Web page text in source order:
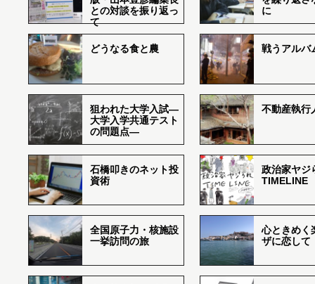
との対談を振り返っ
て
に
どうなる食と農 戦うアルバ
狙われた大学入試―
大学入学共通テスト
の問題点―
不動産執行
石橋叩きのネット投
資術
政治家ヤジ
TIMELINE
全国原子力・核施設
一挙訪問の旅
心ときめく
ザに恋して